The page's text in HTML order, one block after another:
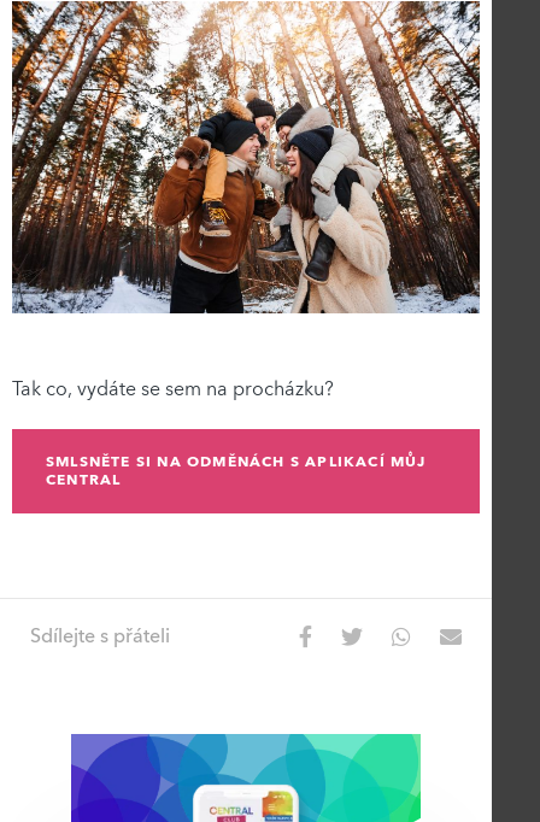
Tak co, vydáte se sem na procházku?
SMLSNĚTE SI NA ODMĚNÁCH S APLIKACÍ MŮJ
CENTRAL
Sdílejte s přáteli